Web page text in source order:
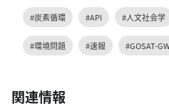
#炭素循環 #API #人文社会学
#環境問題 #速報 #GOSAT-
関連情報